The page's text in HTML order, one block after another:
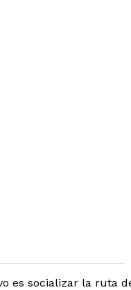
es socializar la ruta